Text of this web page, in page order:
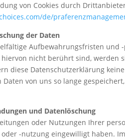
von Cookies durch
de/
der Daten
Aufbewahrungsfristen
hiervon nicht berührt sind, werden
diese Datenschutzerklärung
von uns so lange
und Datenlöschung
oder Nutzungen Ihrer
-nutzung eingewilligt haben.